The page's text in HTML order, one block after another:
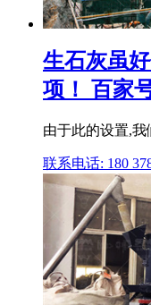
生石灰虽
项！ 百家
由于此的设置,我
联系电话: 180